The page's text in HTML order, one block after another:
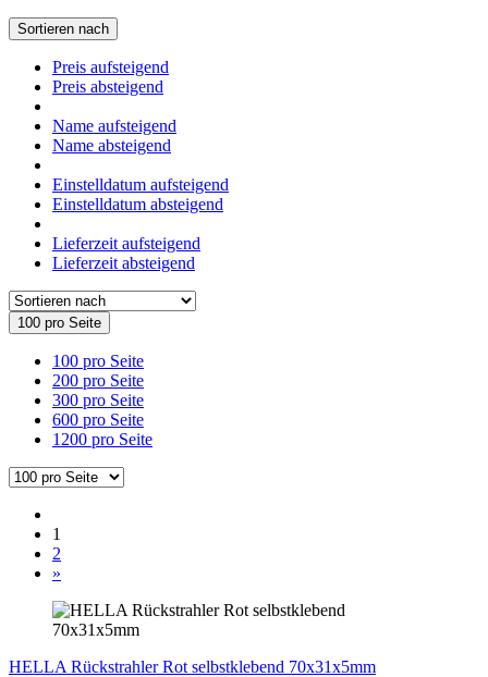
Sortieren nach
Preis aufsteigend
Preis absteigend
Name aufsteigend
Name absteigend
Einstelldatum aufsteigend
Einstelldatum absteigend
Lieferzeit aufsteigend
Lieferzeit absteigend
100 pro Seite
100 pro Seite
200 pro Seite
300 pro Seite
600 pro Seite
1200 pro Seite
1
2
»
HELLA Rückstrahler Rot selbstklebend 70x31x5mm